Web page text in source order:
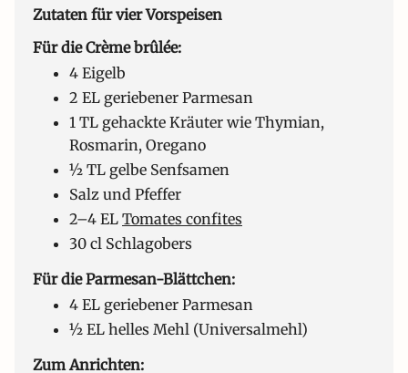
Zutaten für vier Vorspeisen
Für die Crème brûlée:
4 Eigelb
2 EL geriebener Parmesan
1 TL gehackte Kräuter wie Thymian,
Rosmarin, Oregano
½ TL gelbe Senfsamen
Salz und Pfeffer
2–4 EL Tomates confites
30 cl Schlagobers
Für die Parmesan-Blättchen:
4 EL geriebener Parmesan
½ EL helles Mehl (Universalmehl)
Zum Anrichten: